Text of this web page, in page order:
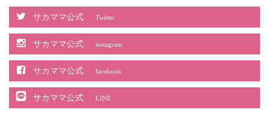
サカママ公式 Twitter
サカママ公式 instagram
サカママ公式 facebook
サカママ公式 LINE